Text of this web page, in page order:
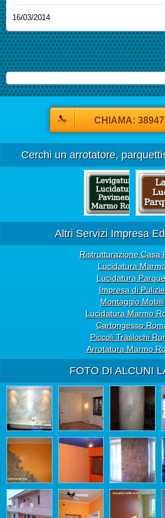
16/03/2014
CHIAMA:
Cerchi un arrotatore,
Altri Servizi Impresa
Ristrutturazione Casa
Lucidatura
Lucidatura
Impresa di Pulizie
Montaggio Mobili
Lucidatura Marmo
Cartongesso
Piccoli Traslochi
Arrotatura Marmo
FOTO DI ALCUNI